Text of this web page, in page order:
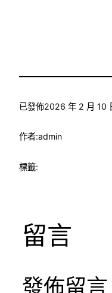
已發佈2026 年 2 月 10
作者:admin
標籤:
留言
發佈留言